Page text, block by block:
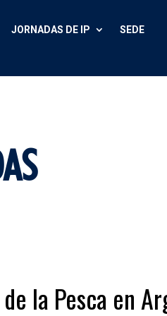
JORNADAS DE IP
SEDE
la Pesca en